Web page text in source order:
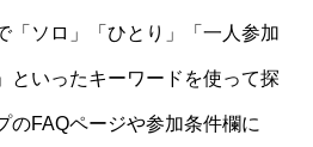
「ソロ」「ひとり」「一人参加
といったキーワードを使って探
のFAQページや参加条件欄に